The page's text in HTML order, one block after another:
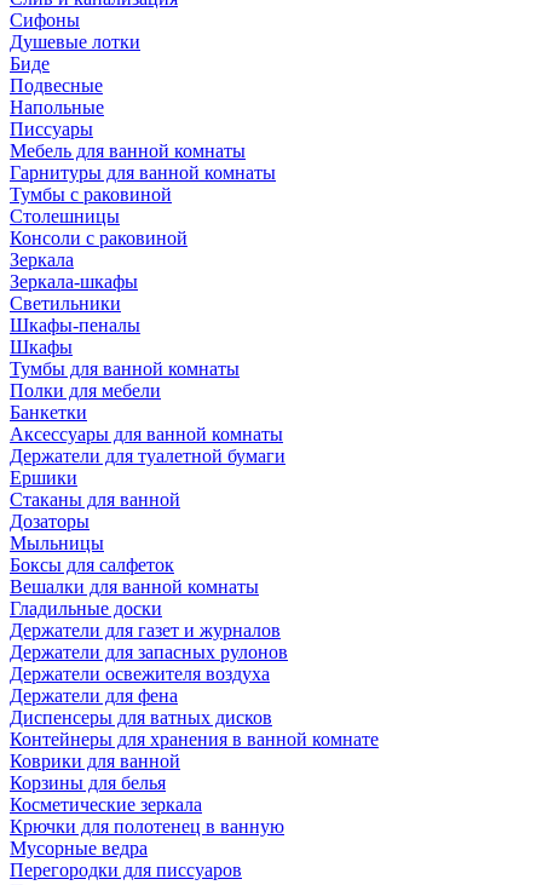
Сифоны
Душевые лотки
Биде
Подвесные
Напольные
Писсуары
Мебель для ванной комнаты
Гарнитуры для ванной комнаты
Тумбы с раковиной
Столешницы
Консоли с раковиной
Зеркала
Зеркала-шкафы
Светильники
Шкафы-пеналы
Шкафы
Тумбы для ванной комнаты
Полки для мебели
Банкетки
Аксессуары для ванной комнаты
Держатели для туалетной бумаги
Ершики
Стаканы для ванной
Дозаторы
Мыльницы
Боксы для салфеток
Вешалки для ванной комнаты
Гладильные доски
Держатели для газет и журналов
Держатели для запасных рулонов
Держатели освежителя воздуха
Держатели для фена
Диспенсеры для ватных дисков
Контейнеры для хранения в ванной комнате
Коврики для ванной
Корзины для белья
Косметические зеркала
Крючки для полотенец в ванную
Мусорные ведра
Перегородки для писсуаров